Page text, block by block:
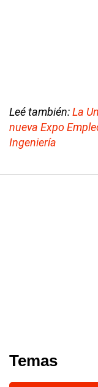
Leé también:La
nueva Expo
Ingeniería
Temas